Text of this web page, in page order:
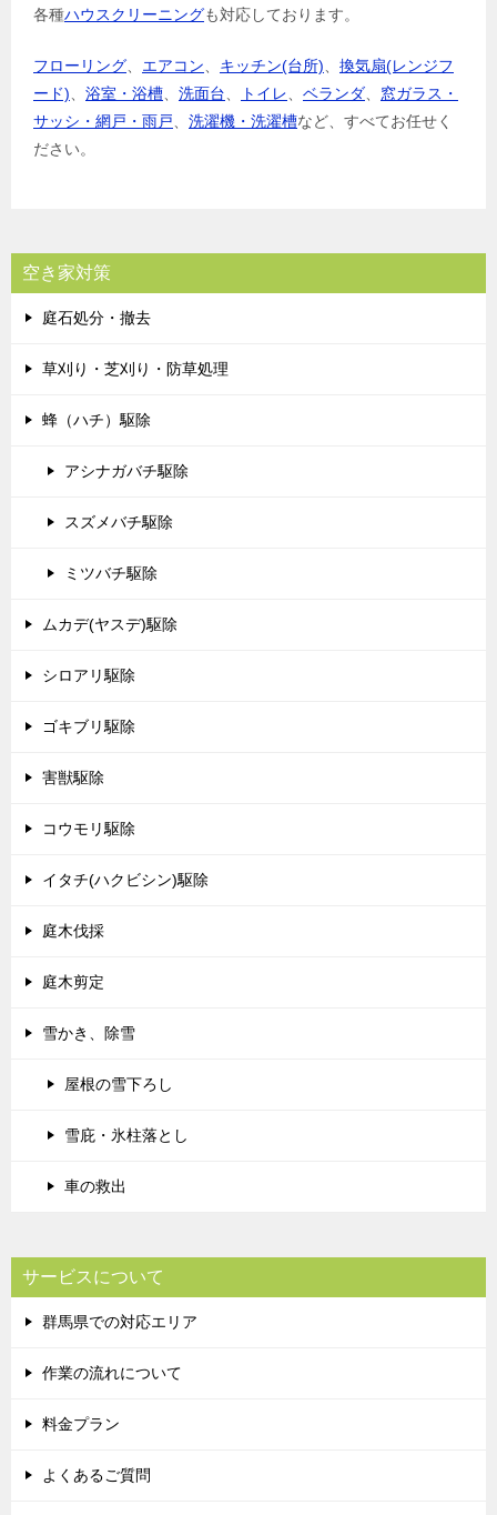
各種ハウスクリーニングも対応しております。
フローリング エアコン キッチン(台所)
換気扇(レンジフ
ード)
浴室・浴槽 洗面台 トイレ ベランダ
窓ガラス・
サッシ・網戸・雨戸
洗濯機・洗濯槽など、すべてお任せく
ださい。
空き家対策
庭石処分・撤去
草刈り・芝刈り・防草処理
蜂（ハチ）駆除
アシナガバチ駆除
スズメバチ駆除
ミツバチ駆除
ムカデ(ヤスデ)駆除
シロアリ駆除
ゴキブリ駆除
害獣駆除
コウモリ駆除
イタチ(ハクビシン)駆除
庭木伐採
庭木剪定
雪かき、除雪
屋根の雪下ろし
雪庇・氷柱落とし
車の救出
サービスについて
群馬県での対応エリア
作業の流れについて
料金プラン
よくあるご質問